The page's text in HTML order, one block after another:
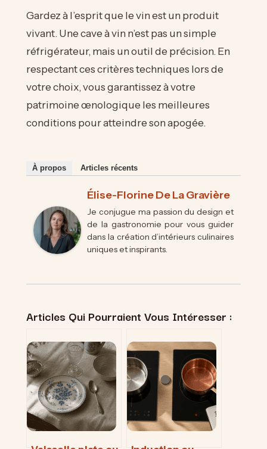
Gardez à l’esprit que le vin est un produit
vivant. Une cave à vin n’est pas un simple
réfrigérateur, mais un outil de précision. En
respectant ces critères techniques lors de
votre choix, vous garantissez à votre
patrimoine œnologique les meilleures
conditions pour atteindre son apogée.
À propos Articles récents
Élise-Florine De La Gravière
Je conjugue ma passion du design et
de la gastronomie pour vous guider
dans la création d’intérieurs culinaires
uniques et inspirants.
Articles Qui Pourraient Vous Intéresser :